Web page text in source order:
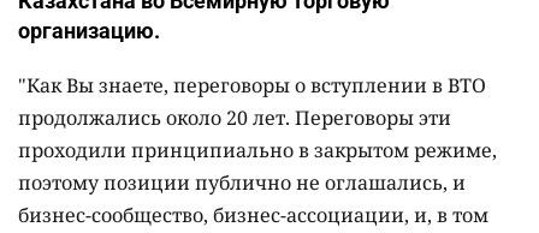
организацию.
"Как Вы знаете, переговоры о вступлении в ВТО
продолжались около 20 лет. Переговоры эти
проходили принципиально в закрытом режиме,
поэтому позиции публично не оглашались, и
бизнес-сообщество, бизнес-ассоциации, и, в том